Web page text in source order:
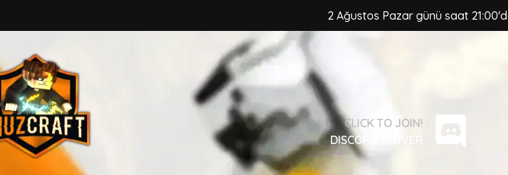
2 Ağustos Pazar günü saat 21:00'da,
CLICK TO JOIN!
DISCORD SERVER